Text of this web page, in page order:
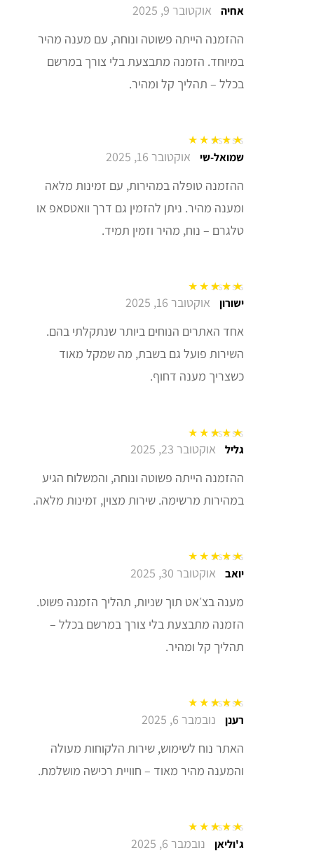
דורג5מתוך 5אחיה אוקטובר 9, 2025
ההזמנה הייתה פשוטה ונוחה, עם מענה מהיר
במיוחד. הזמנה מתבצעת בלי צורך במרשם
בכלל – תהליך קל ומהיר.
דורג5מתוך 5
שמואל-שי אוקטובר 16, 2025
ההזמנה טופלה במהירות, עם זמינות מלאה
ומענה מהיר. ניתן להזמין גם דרך וואטסאפ או
טלגרם – נוח, מהיר וזמין תמיד.
דורג5מתוך 5ישורון אוקטובר 16, 2025
אחד האתרים הנוחים ביותר שנתקלתי בהם.
השירות פועל גם בשבת, מה שמקל מאוד
כשצריך מענה דחוף.
דורג5מתוך 5 גליל אוקטובר 23, 2025
ההזמנה הייתה פשוטה ונוחה, והמשלוח הגיע
במהירות מרשימה. שירות מצוין, זמינות מלאה.
דורג5מתוך 5 יואב אוקטובר 30, 2025
מענה בצ׳אט תוך שניות, תהליך הזמנה פשוט.
הזמנה מתבצעת בלי צורך במרשם בכלל –
תהליך קל ומהיר.
דורג5מתוך 5 רענן נובמבר 6, 2025
האתר נוח לשימוש, שירות הלקוחות מעולה
והמענה מהיר מאוד – חוויית רכישה מושלמת.
דורג5מתוך 5ג'וליאן נובמבר 6, 2025